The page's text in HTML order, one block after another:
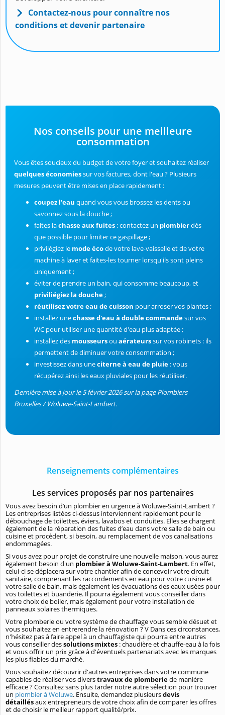
Contactez-nous pour connaître nos
conditions et devenir partenaire
Nos conseils pour une meilleure
consommation
Vous êtes soucieux du budget de votre foyer et souhaitez réaliser
quelques économiessur vos factures, dont l'eau ? Plusieurs
mesures peuvent être mises en place rapidement :
coupez l'eau quand vous vous brossez les dents ou
savonnez sous la douche ;
faites lachasse aux fuites : contactez un plombierdès
que possible pour limiter ce gaspillage ;
privilégiez le mode écode votre lave-vaisselle et de votre
machine à laver et faites-les tourner lorsqu'ils sont pleins
uniquement ;
éviter de prendre un bain, qui consomme beaucoup, et
priviliégiez la douche;
réutilisez votre eau de cuisson pour arroser vos plantes ;
installez unechasse d'eau à double commandesur vos
WC pour utiliser une quantité d'eau plus adaptée ;
installez des mousseursou aérateurssur vos robinets : ils
permettent de diminuer votre consommation ;
investissez dans uneciterne à eau de pluie : vous
récupérez ainsi les eaux pluviales pour les réutiliser.
Dernière mise à jour le 5 février 2026 sur la page Plombiers
Bruxelles / Woluwe-Saint-Lambert.
Renseignements complémentaires
Les services proposés par nos partenaires
Vous avez besoin d’un plombier en urgence à Woluwe-Saint-Lambert ?
Les entreprises listées ci-dessus interviennent rapidement pour le
débouchage de toilettes, éviers, lavabos et conduites. Elles se chargent
également de la réparation des fuites d’eau dans votre salle de bain ou
cuisine et procèdent, si besoin, au remplacement de vos canalisations
endommagées.
Si vous avez pour projet de construire une nouvelle maison, vous aurez
également besoin d'un plombier à Woluwe-Saint-Lambert. En effet,
celui-ci se déplacera sur votre chantier afin de concevoir votre circuit
sanitaire, comprenant les raccordements en eau pour votre cuisine et
votre salle de bain, mais également les évacuations des eaux usées pour
vos toilettes et buanderie. Il pourra également vous conseiller dans
votre choix de boiler, mais également pour votre installation de
panneaux solaires thermiques.
Votre plomberie ou votre système de chauffage vous semble désuet et
vous souhaitez en entrerendre la rénovation ? V Dans ces circonstances,
n'hésitez pas à faire appel à un chauffagiste qui pourra entre autres
vous conseiller dessolutions mixtes : chaudière et chauffe-eau à la fois
et vous offrir un prix grâce à d'éventuels partenariats avec les marques
les plus fiables du marché.
Vous souhaitez découvrir d'autres entreprises dans votre commune
capables de réaliser vos diverstravaux de plomberiede manière
efficace ? Consultez sans plus tarder notre autre sélection pour trouver
un plombier à Woluwe. Ensuite, demandez plusieursdevis
détaillésaux entrepreneurs de votre choix afin de comparer les offres
et de choisir le meilleur rapport qualité/prix.